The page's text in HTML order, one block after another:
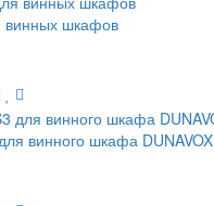
винных шкафов
винного шкафа DUNAVOX